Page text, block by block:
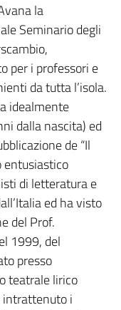
la
Seminario degli
per i professori e
da tutta l’isola.
idealmente
dalla nascita) ed
de “Il
entusiastico
di letteratura e
ed ha visto
del Prof.
1999, del
presso
teatrale lirico
intrattenuto i